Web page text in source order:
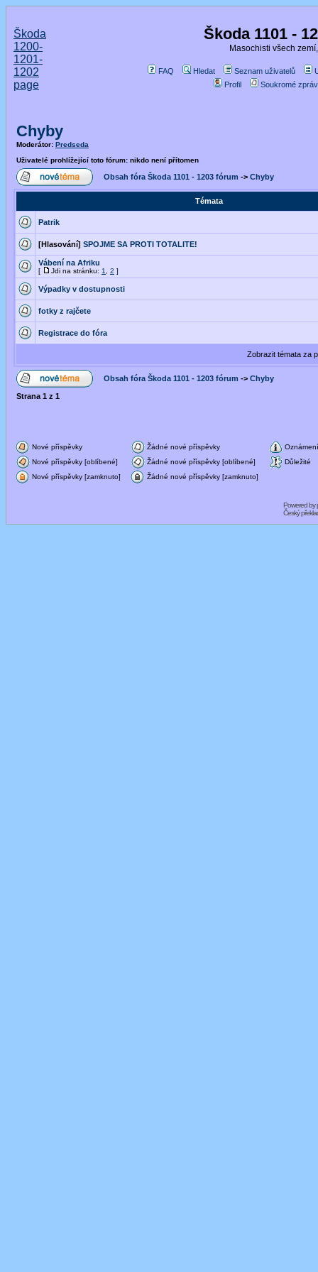
Škoda
1200-
1201-
1202
page
Škoda 1101 -
Masochisti všech
FAQ Hledat Seznam uživatelů
Profil
Soukromé
Chyby
Moderátor: Predseda
Uživatelé prohlížející toto fórum: nikdo není přítomen
Obsah fóra Škoda 1101 - 1203 fórum -> Chyby
Témata
Patrik
[Hlasování] SPOJME SA PROTI TOTALITE!
Vábení na Afriku
[ Jdi na stránku: 1 2 ]
Výpadky v dostupnosti
fotky z rajčete
Registrace do fóra
Zobrazit témata za
Obsah fóra Škoda 1101 - 1203 fórum -> Chyby
Strana 1 z 1
Nové příspěvky Žádné nové příspěvky
Oznámení
Nové příspěvky [oblíbené]
Žádné nové příspěvky [oblíbené]
Důležité
Nové příspěvky [zamknuto]
Žádné nové příspěvky [zamknuto]
Powered by
Český